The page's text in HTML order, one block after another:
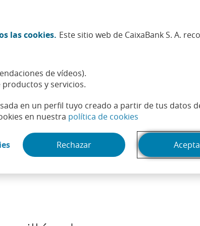
las cookies. Este sitio web de CaixaBank S. A.
de vídeos).
y servicios.
en un perfil tuyo creado a partir de tus datos
en nuestra política de cookies
(Abrir en ventana nueva)
Rechazar